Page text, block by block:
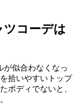
コーデは
が似合わなくなっ
拾いやすいトップ
ボディでないと、